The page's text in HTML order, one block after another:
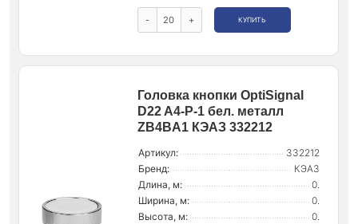
- + КУПИТЬ
Головка кнопки OptiSignal
D22 A4-P-1 бел. металл
ZB4BA1 КЭАЗ 332212
Артикул:
332212
Бренд:
КЭАЗ
Длина, м:
0.
Ширина, м:
0.
Высота, м:
0.